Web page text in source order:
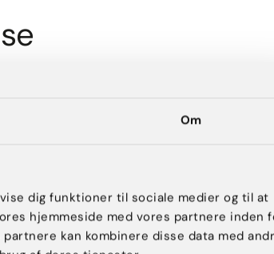
Om
dig funktioner til sociale medier og til at
hjemmeside med vores partnere inden
kan kombinere disse data med
hos vores læge. Her vil vi
Vi sikrer os, at du er egnet til
kan du booke tid til en